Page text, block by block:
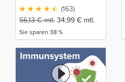
(163)
56,13€mtl. 34,99 € mtl.
Sie sparen 38 %